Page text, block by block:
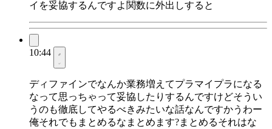
イを妥協するんですよ関数に外出しすると
10:44
ディファインでなんか業務増えてプラマイプラになる
なって思っちゃって妥協したりするんですけどそうい
うのも徹底してやるべきみたいな話なんですかうわー
俺それでもまとめるなまとめます?まとめるそれはな